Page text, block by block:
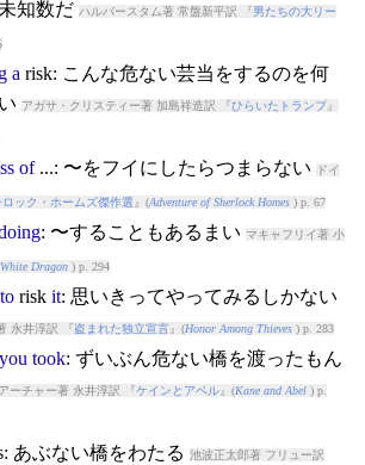
知数だ ハルバースタム著 常盤新平訳 『 男たちの大リー
a risk: こんな危ない芸当をするのを何
アガサ・クリスティー著 加島祥造訳 『ひらいたトランプ』
of...: 〜をフイにしたらつまらない ドイ
ロック・ホームズ傑作選 』(Adventure of Sherlock Homes) p. 67
: 〜することもあるまい マキャフリイ著 小
Dragon) p. 294
to risk it: 思いきってやってみるしかない
永井淳訳 『盗まれた独立宣言』(Honor Among Thieves) p. 283
you took: ずいぶん危ない橋を渡ったもん
ーチャー著 永井淳訳 『ケインとアベル』(Kane and Abel) p.
あぶない橋をわたる 池波正太郎著 フリュー訳